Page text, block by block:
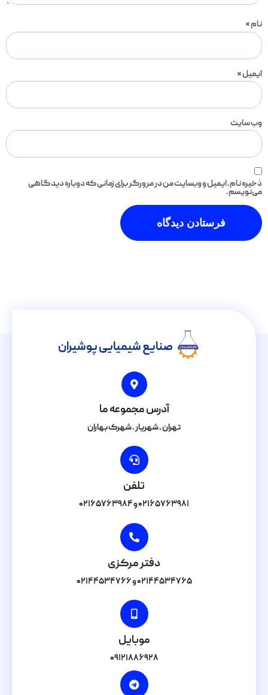
نام*
ایمیل*
وب‌ سایت
ذخیره نام، ایمیل و وبسایت من در مرورگر برای زمانی که دوباره دیدگاهی
می‌نویسم.
صنایع شیمیایی پوشیران
آدرس مجموعه ما
تهران , شهریار . شهرک بهاران
تلفن
۰۲۱۶۵۷۶۳۹۸۱ و ۰۲۱۶۵۷۶۳۹۸۴
دفتر مرکزی
۰۲۱۴۴۵۳۴۷۶۵ و ۰۲۱۴۴۵۳۴۷۶۶
موبایل
۰۹۱۲۱۸۸۶۹۲۸